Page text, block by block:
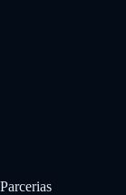
Parcerias